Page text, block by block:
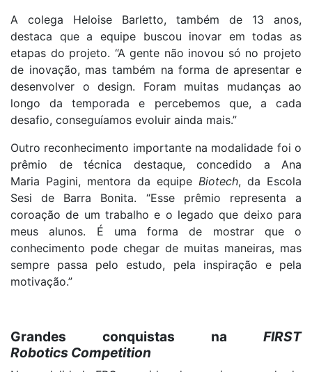
A colega Heloise Barletto, também de 13 anos,
destaca que a equipe buscou inovar em todas as
etapas do projeto. “A gente não inovou só no projeto
de inovação, mas também na forma de apresentar e
desenvolver o design. Foram muitas mudanças ao
longo da temporada e percebemos que, a cada
desafio, conseguíamos evoluir ainda mais.”
Outro reconhecimento importante na modalidade foi o
prêmio de técnica destaque, concedido a Ana
Maria Pagini, mentora da equipe Biotech, da Escola
Sesi de Barra Bonita. “Esse prêmio representa a
coroação de um trabalho e o legado que deixo para
meus alunos. É uma forma de mostrar que o
conhecimento pode chegar de muitas maneiras, mas
sempre passa pelo estudo, pela inspiração e pela
motivação.”
Grandes conquistas na FIRST
Robotics Competition